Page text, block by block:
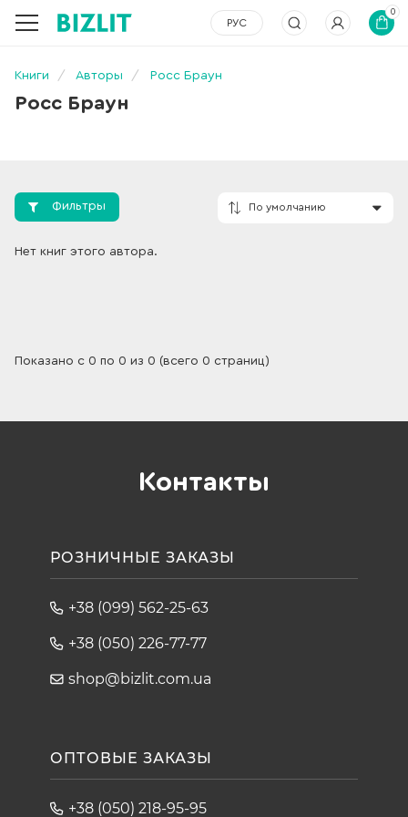
РУС
0
Книги Авторы Росс Браун
Росс Браун
Фильтры
Нет книг этого автора.
Показано с 0 по 0 из 0 (всего 0 страниц)
Контакты
РОЗНИЧНЫЕ ЗАКАЗЫ
+38 (099) 562-25-63
+38 (050) 226-77-77
shop@bizlit.com.ua
ОПТОВЫЕ ЗАКАЗЫ
+38 (050) 218-95-95